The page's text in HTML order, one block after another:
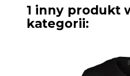
1 inny produkt
kategorii: